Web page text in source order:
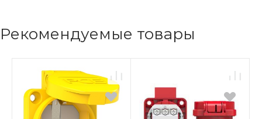
Рекомендуемые товары